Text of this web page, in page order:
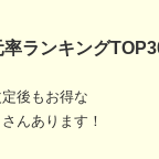
山梨県 北杜市
め 500ml×2本 セット
お酒 梅 八ヶ岳南麓湧
水 母の日 父の日
11,000
ランキング
後もお得な
んあります！